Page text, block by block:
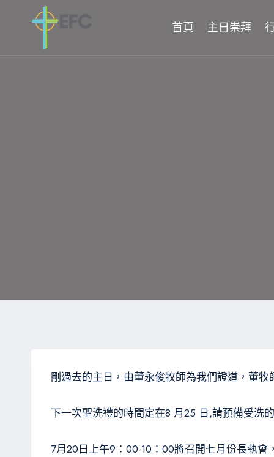
首頁 主日崇拜
剛過去的主日，由董永俊牧師為我們證道，董
下一次聖洗禮的時間定在8 月25 日,請預備受洗
7月20日上午9：00-10：00將召開七月份長執會